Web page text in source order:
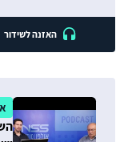
האזנה לשידור